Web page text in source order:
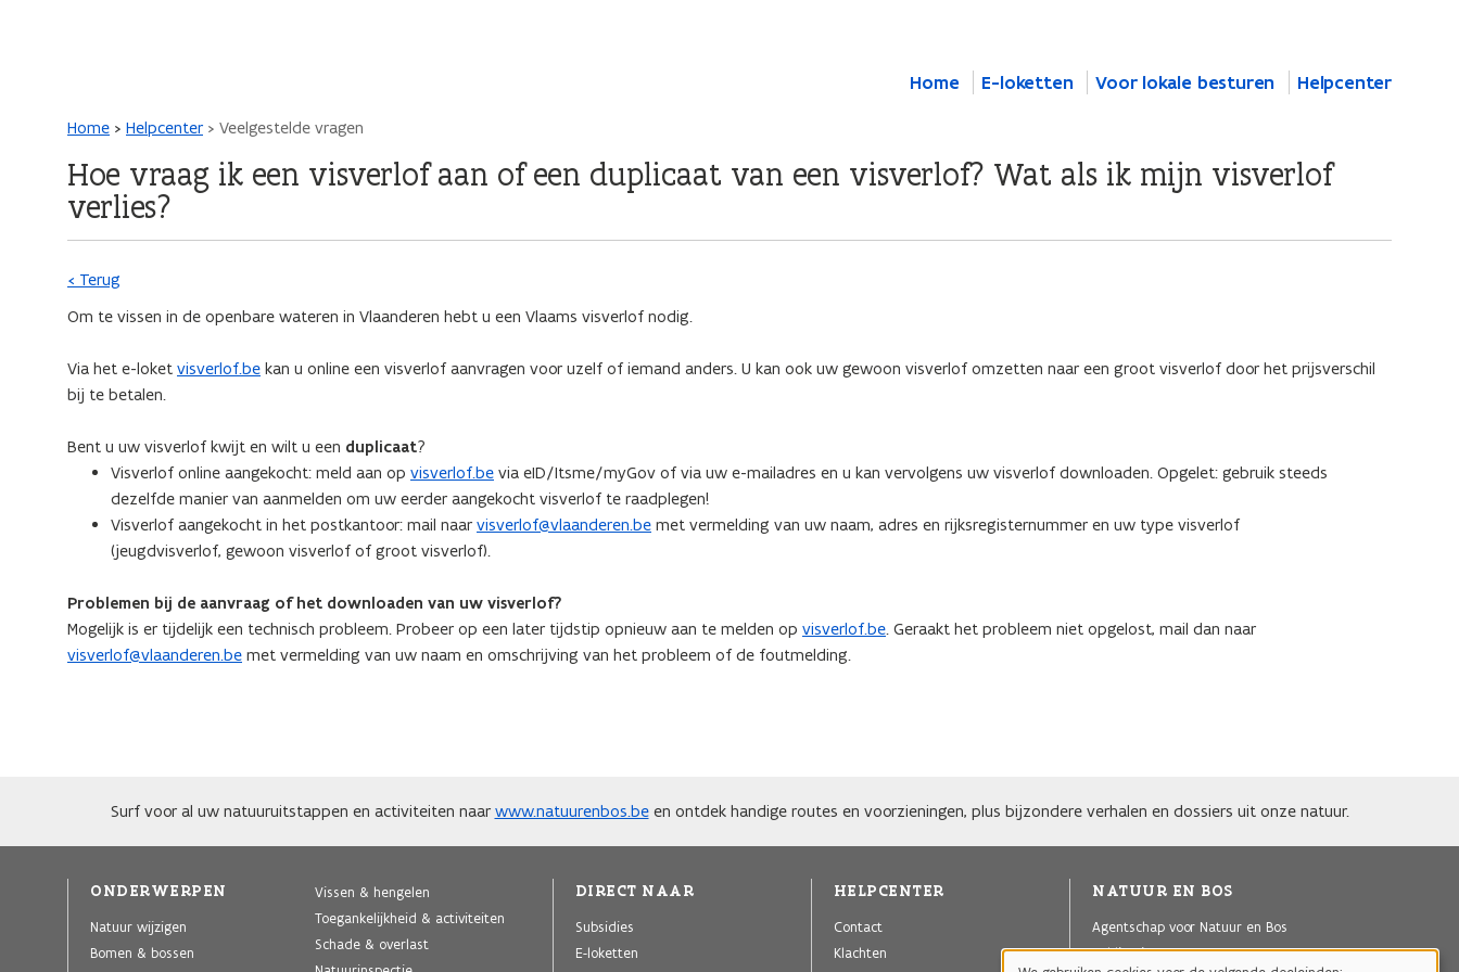
inhoud
Home E-loketten Voor lokale besturen Helpcenter
Kruimelpad
Home Helpcenter Veelgestelde vragen
Hoe vraag ik een visverlof aan of een duplicaat van een visverlof? Wat als ik mijn visverlof
verlies?
< Terug
Om te vissen in de openbare wateren in Vlaanderen hebt u een Vlaams visverlof nodig.
Via het e-loket visverlof.be kan u online een visverlof aanvragen voor uzelf of iemand anders. U kan ook uw gewoon visverlof omzetten naar een groot visverlof door het prijsverschil
bij te betalen.
Bent u uw visverlof kwijt en wilt u een duplicaat?
Visverlof online aangekocht: meld aan op visverlof.be via eID/Itsme/myGov of via uw e-mailadres en u kan vervolgens uw visverlof downloaden. Opgelet: gebruik steeds
dezelfde manier van aanmelden om uw eerder aangekocht visverlof te raadplegen!
Visverlof aangekocht in het postkantoor: mail naar visverlof@vlaanderen.be met vermelding van uw naam, adres en rijksregisternummer en uw type visverlof
(jeugdvisverlof, gewoon visverlof of groot visverlof).
Problemen bij de aanvraag of het downloaden van uw visverlof?
Mogelijk is er tijdelijk een technisch probleem. Probeer op een later tijdstip opnieuw aan te melden op visverlof.be. Geraakt het probleem niet opgelost, mail dan naar
visverlof@vlaanderen.be met vermelding van uw naam en omschrijving van het probleem of de foutmelding.
Surf voor al uw natuuruitstappen en activiteiten naar www.natuurenbos.been ontdek handige routes en voorzieningen, plus bijzondere verhalen en dossiers uit onze natuur.
ONDERWERPEN
Natuur wijzigen
Bomen & bossen
Vissen & hengelen
Toegankelijkheid & activiteiten
Schade & overlast
DIRECT NAAR
Subsidies
E-loketten
HELPCENTER
Contact
Klachten
NATUUR EN BOS
Agentschap voor Natuur en Bos
Publicaties